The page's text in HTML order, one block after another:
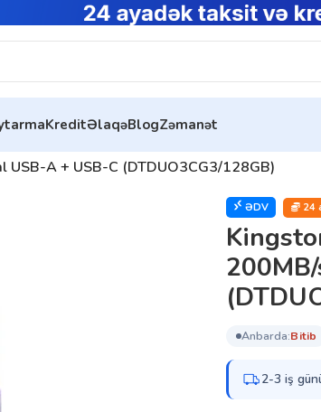
KreditƏlaqəBlogZəmanət
A + USB-C (DTDUO3CG3/128GB)
ƏDV 24
anbarda: bi̇ti̇b
2-3 iş